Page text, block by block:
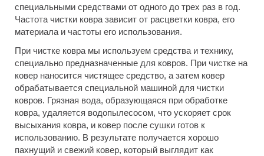
специальными средствами от одного до трех раз в год.
Частота чистки ковра зависит от расцветки ковра, его
материала и частоты его использования.
При чистке ковра мы используем средства и технику,
специально предназначенные для ковров. При чистке на
ковер наносится чистящее средство, а затем ковер
обрабатывается специальной машиной для чистки
ковров. Грязная вода, образующаяся при обработке
ковра, удаляется водопылесосом, что ускоряет срок
высыхания ковра, и ковер после сушки готов к
использованию. В результате получается хорошо
пахнущий и свежий ковер, который выглядит как